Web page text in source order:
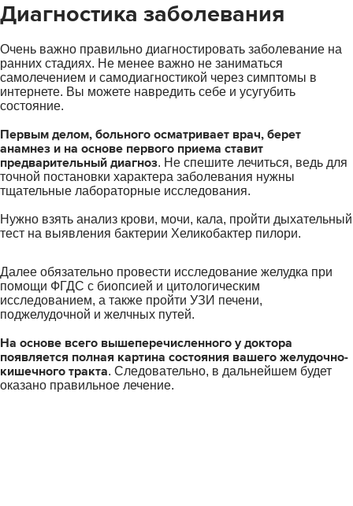
Диагностика заболевания
Очень важно правильно диагностировать заболевание на
ранних стадиях. Не менее важно не заниматься
самолечением и самодиагностикой через симптомы в
интернете. Вы можете навредить себе и усугубить
состояние.
Первым делом, больного осматривает врач, берет
анамнез и на основе первого приема ставит
предварительный диагноз. Не спешите лечиться, ведь для
точной постановки характера заболевания нужны
тщательные лабораторные исследования.
Нужно взять анализ крови, мочи, кала, пройти дыхательный
тест на выявления бактерии Хеликобактер пилори.
Далее обязательно провести исследование желудка при
помощи ФГДС с биопсией и цитологическим
исследованием, а также пройти УЗИ печени,
поджелудочной и желчных путей.
На основе всего вышеперечисленного у доктора
появляется полная картина состояния вашего желудочно-
кишечного тракта. Следовательно, в дальнейшем будет
оказано правильное лечение.